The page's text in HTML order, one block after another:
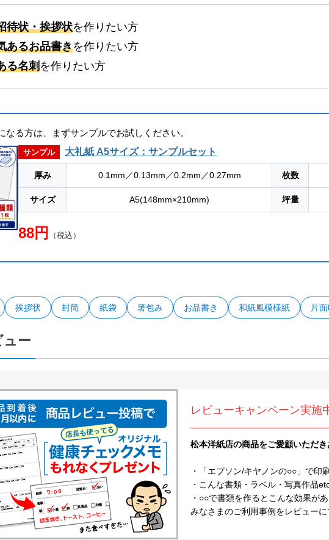
待状・挨拶状を作りたい方
あるお品書きを作りたい方
る名刺を作りたい方
なる方は、まずサンプルでお試しください。
サンプル 大礼紙 A5サイズ：サンプルセット
厚み 0.1mm／0.13mm／0.2mm／0.27mm 枚数
サイズ A5(148mm×210mm) 坪量
88円 （税込）
挨拶状 封筒 紙袋 箸包み お品書き 和紙風模様紙 片
ー
レビューキャンペーン実施
松本洋紙店の商品をご愛顧いただき
・「エプソン/キヤノンの○○」で印
・こんな書類・ラベル・写真作品
・○○で書類を作るとこんな効果が
みなさまのご利用事例をレビュー